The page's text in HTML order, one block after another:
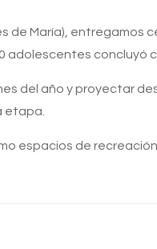
de María), entregamos
adolescentes concluyó
del año y proyectar
etapa.
espacios de